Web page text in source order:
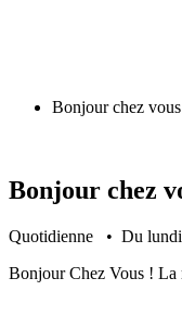
Bonjour chez
Bonjour chez
Quotidienne • Du lundi
Bonjour Chez Vous ! La